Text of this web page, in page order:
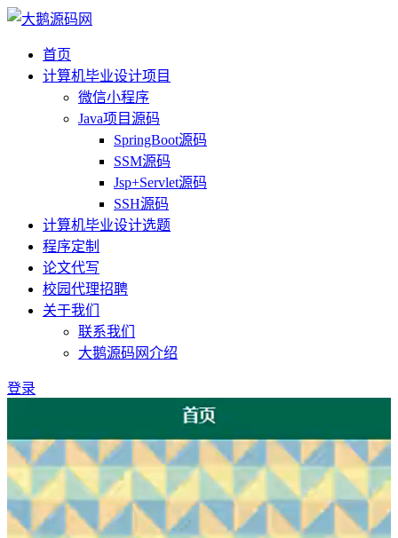
首页
计算机毕业设计项目
微信小程序
Java项目源码
SpringBoot源码
SSM源码
Jsp+Servlet源码
SSH源码
计算机毕业设计选题
程序定制
论文代写
校园代理招聘
关于我们
联系我们
大鹅源码网介绍
登录